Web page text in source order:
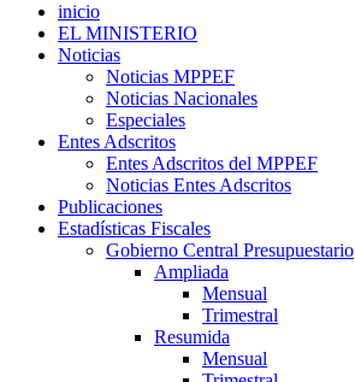
inicio
EL MINISTERIO
Noticias
Noticias MPPEF
Noticias Nacionales
Especiales
Entes Adscritos
Entes Adscritos del MPPEF
Noticias Entes Adscritos
Publicaciones
Estadísticas Fiscales
Gobierno Central Presupuestario
Ampliada
Mensual
Trimestral
Resumida
Mensual